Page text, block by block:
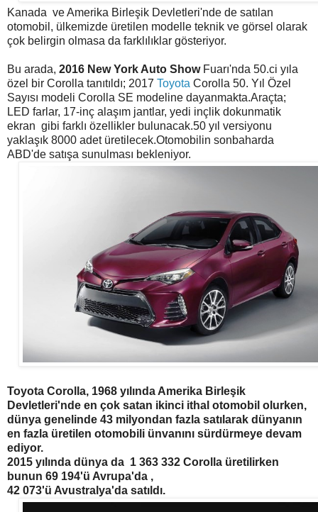
Kanada ve Amerika Birleşik Devletleri'nde de satılan
otomobil, ülkemizde üretilen modelle teknik ve görsel olarak
çok belirgin olmasa da farklılıklar gösteriyor.
Bu arada, 2016 New York Auto ShowFuarı'nda 50.ci yıla
özel bir Corolla tanıtıldı; 2017 Toyota Corolla 50. Yıl Özel
Sayısı modeli Corolla SE modeline dayanmakta.Araçta;
LED farlar, 17-inç alaşım jantlar, yedi inçlik dokunmatik
ekran gibi farklı özellikler bulunacak.50 yıl versiyonu
yaklaşık 8000 adet üretilecek.Otomobilin sonbaharda
ABD'de satışa sunulması bekleniyor.
Toyota Corolla, 1968 yılında Amerika Birleşik
Devletleri'nde en çok satan ikinci ithal otomobil olurken,
dünya genelinde 43 milyondan fazla satılarak dünyanın
en fazla üretilen otomobili ünvanını sürdürmeye devam
ediyor.
2015 yılında dünya da 1 363 332 Corolla üretilirken
bunun 69 194'ü Avrupa'da ,
42 073'ü Avustralya'da satıldı.